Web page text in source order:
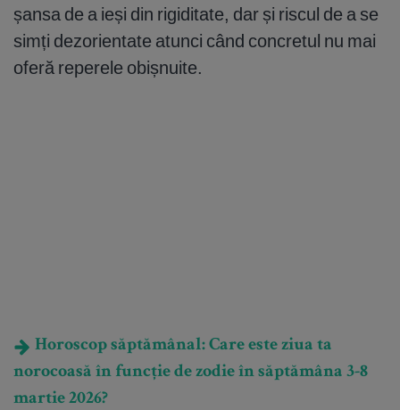
șansa de a ieși din rigiditate, dar și riscul de a se
simți dezorientate atunci când concretul nu mai
oferă reperele obișnuite.
Horoscop săptămânal: Care este ziua ta
norocoasă în funcție de zodie în săptămâna 3-8
martie 2026?